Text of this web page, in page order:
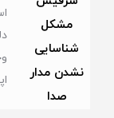
مشکل
شناسایی
نشدن مدار
صدا